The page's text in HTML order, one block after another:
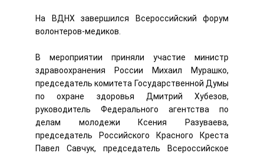
На ВДНХ завершился Всероссийский форум
волонтеров-медиков.
В мероприятии приняли участие министр
здравоохранения России Михаил Мурашко,
председатель комитета Государственной Думы
по охране здоровья Дмитрий Хубезов,
руководитель Федерального агентства по
делам молодежи Ксения Разуваева,
председатель Российского Красного Креста
Павел Савчук, председатель Всероссийское